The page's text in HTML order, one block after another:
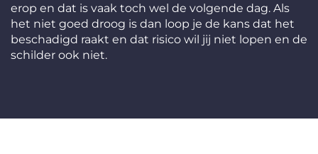
erop en dat is vaak toch wel de volgende dag. Als
het niet goed droog is dan loop je de kans dat het
beschadigd raakt en dat risico wil jij niet lopen en de
schilder ook niet.